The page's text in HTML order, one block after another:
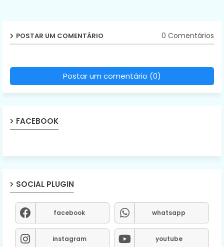
POSTAR UM COMENTÁRIO 0 Comentários
Postar um comentário (0)
FACEBOOK
SOCIAL PLUGIN
facebook whatsapp
instagram youtube